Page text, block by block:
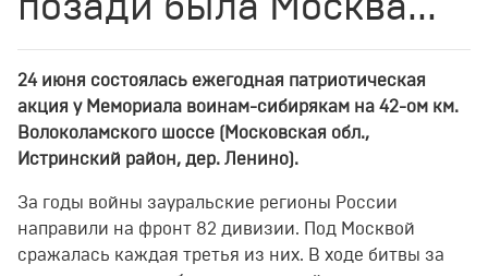
24 июня состоялась ежегодная патриотическая
акция у Мемориала воинам-сибирякам на 42-ом км.
Волоколамского шоссе (Московская обл.,
Истринский район, дер. Ленино).
За годы войны зауральские регионы России
направили на фронт 82 дивизии. Под Москвой
сражалась каждая третья из них. В ходе битвы за